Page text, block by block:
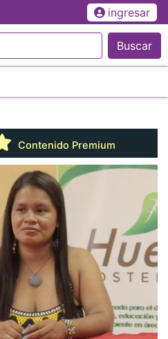
ingresar
Buscar
Contenido Premium